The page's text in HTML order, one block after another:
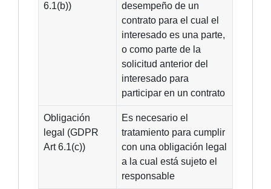
6.1(b))
desempeño de un
contrato para el cual el
interesado es una parte,
o como parte de la
solicitud anterior del
interesado para
participar en un contrato
Obligación
legal (GDPR
Art 6.1(c))
Es necesario el
tratamiento para cumplir
con una obligación legal
a la cual está sujeto el
responsable